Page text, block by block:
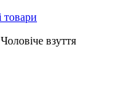
Чоловіче взуття